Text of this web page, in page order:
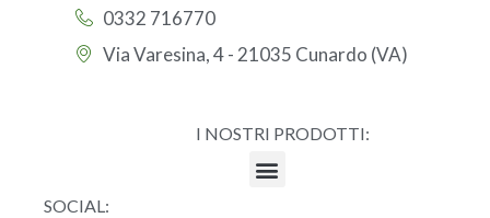
0332 716770
Via Varesina, 4 - 21035 Cunardo (VA)
I NOSTRI PRODOTTI:
SOCIAL: